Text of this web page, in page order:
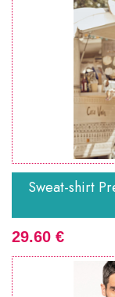
Sweat-shirt
29.60 €